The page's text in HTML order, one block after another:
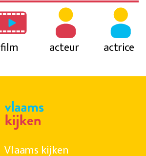
film acteur actrice
Vlaams kijken